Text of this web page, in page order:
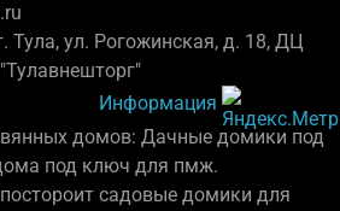
Тула, ул. Рогожинская, д. 18, ДЦ
"Тулавнешторг"
Информация
домов: Дачные домики под
под ключ для пмж.
садовые домики для